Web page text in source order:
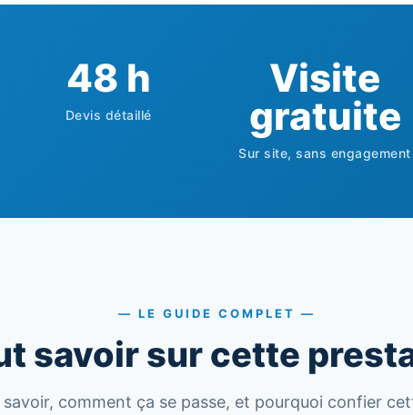
48 h
Devis détaillé
Visite
gratuite
Sur site, sans engagement
— LE GUIDE COMPLET —
savoir sur cette
savoir, comment ça se passe, et pourquoi confier